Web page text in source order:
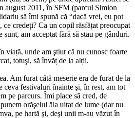
august 2011, în SFM (parcul Simion
să îmi spună că “dacă vrei, eu pot
ce credeți? Ca un copil răsfățat preocupat
am acceptat fără să stau pe gânduri.
unde am ştiut că nu cunosc foarte
totuşi, să învăț de la alții.
furat câtă meserie era de furat de la
ceva festivaluri înainte şi, în rest, am tot
pe parcurs. Îmi place să cred, de
orăşelul ăla uitat de lume (dar nu
pe hartă şi, deşi unii m-au văzut în